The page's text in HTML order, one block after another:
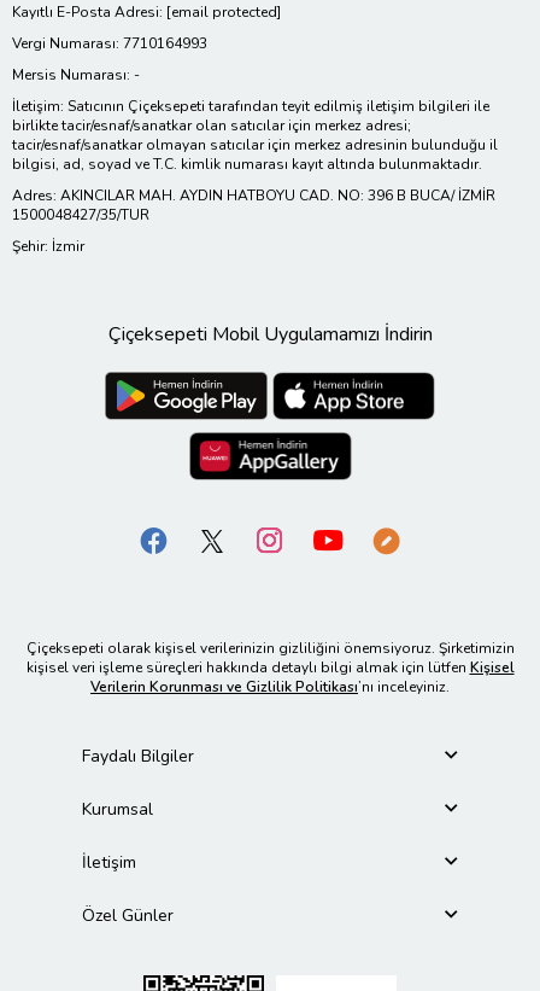
Kayıtlı E-Posta Adresi: [email protected]
Vergi Numarası: 7710164993
Mersis Numarası: -
İletişim: Satıcının Çiçeksepeti tarafından teyit edilmiş iletişim bilgileri ile
birlikte tacir/esnaf/sanatkar olan satıcılar için merkez adresi;
tacir/esnaf/sanatkar olmayan satıcılar için merkez adresinin bulunduğu il
bilgisi, ad, soyad ve T.C. kimlik numarası kayıt altında bulunmaktadır.
Adres: AKINCILAR MAH. AYDIN HATBOYU CAD. NO: 396 B BUCA/ İZMİR
1500048427/35/TUR
Şehir: İzmir
Çiçeksepeti Mobil Uygulamamızı İndirin
Çiçeksepeti olarak kişisel verilerinizin gizliliğini önemsiyoruz. Şirketimizin
kişisel veri işleme süreçleri hakkında detaylı bilgi almak için lütfen Kişisel
Verilerin Korunması ve Gizlilik Politikası’nı inceleyiniz.
Faydalı Bilgiler
Kurumsal
İletişim
Özel Günler